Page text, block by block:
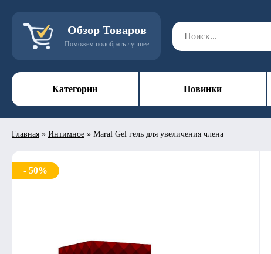
Обзор Товаров
Поможем подобрать лучшее
Категории Новинки
Главная » Интимное » Maral Gel гель для увеличения члена
- 50%